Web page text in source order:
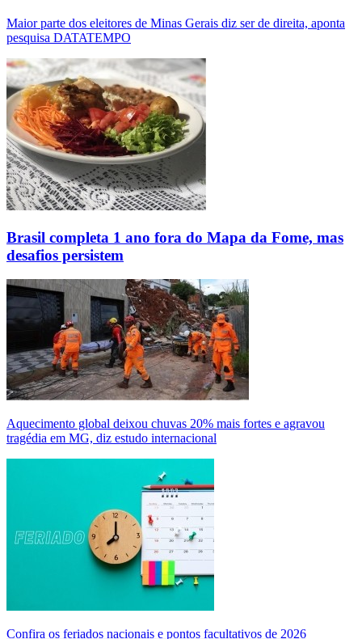
Maior parte dos eleitores de Minas Gerais diz ser de direita, aponta
pesquisa DATATEMPO
Brasil completa 1 ano fora do Mapa da Fome, mas
desafios persistem
Aquecimento global deixou chuvas 20% mais fortes e agravou
tragédia em MG, diz estudo internacional
Confira os feriados nacionais e pontos facultativos de 2026